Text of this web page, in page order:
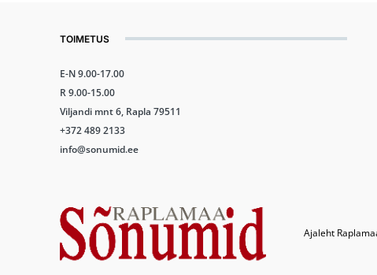
TOIMETUS
E-N 9.00-17.00
R 9.00-15.00
Viljandi mnt 6, Rapla 79511
+372 489 2133
info@sonumid.ee
Ajaleht